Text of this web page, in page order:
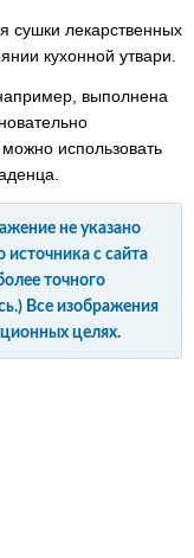
сушки лекарственных
кухонной утвари.
выполнена
использовать
не указано
источника с сайта
точного
Все изображения
целях.